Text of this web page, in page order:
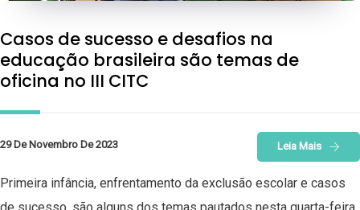
Casos de sucesso e desafios na
educação brasileira são temas de
oficina no III CITC
29 De Novembro De 2023 Leia Mais
Primeira infância, enfrentamento da exclusão escolar e casos